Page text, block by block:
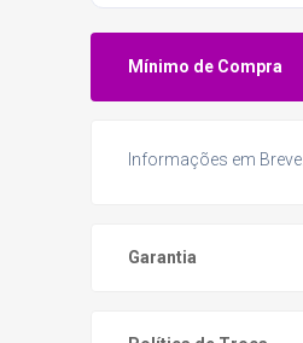
Mínimo de Compra
Informações em Breve.
Garantia